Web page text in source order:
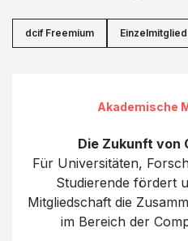
dcif Freemium
Akademische
Die Zukunft von
Für Universitäten,
Studierende fördert
Mitgliedschaft die
im Bereich der